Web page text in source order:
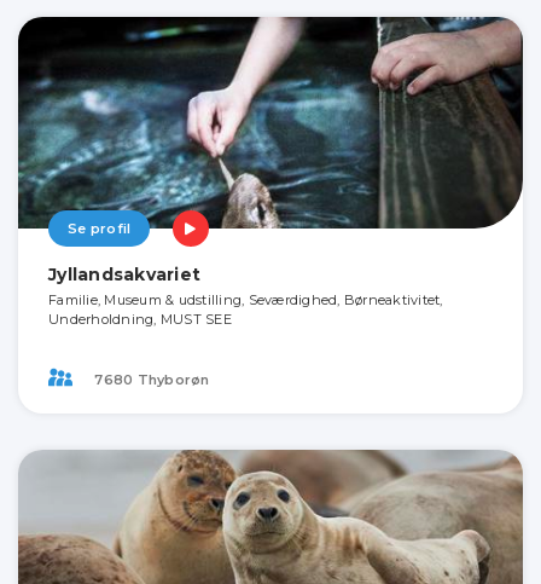
Se profil
Jyllandsakvariet
Familie, Museum & udstilling, Seværdighed, Børneaktivitet,
Underholdning, MUST SEE
7680 Thyborøn